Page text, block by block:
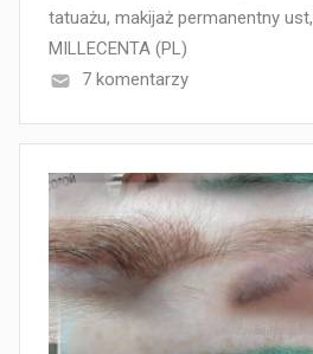
tatuażu, makijaż permanentny ust,
MILLECENTA (PL)
7 komentarzy